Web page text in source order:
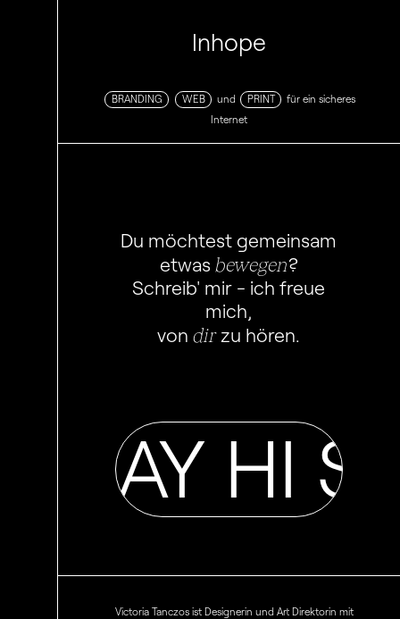
Inhope
BRANDING WEB und PRINT
für ein sicheres
Internet
Du möchtest gemeinsam
etwas bewegen?
Schreib' mir - ich freue
mich,
vondirzu hören.
SAY HI
Victoria Tanczos ist Designerin und Art Direktorin mit